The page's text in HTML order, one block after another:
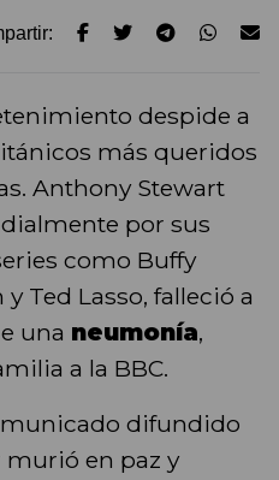
despide a
más queridos
Anthony Stewart
por sus
como Buffy
Ted Lasso, falleció a
una neumonía,
a la BBC.
difundido
murió en paz y